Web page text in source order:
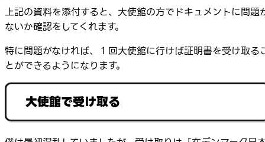
上記の資料を添付すると、大使館の方でドキュメントに問題
ないか確認をしてくれます。
特に問題がなければ、１回大使館に行けば証明書を受け取る
とができるようになります。
大使館で受け取る